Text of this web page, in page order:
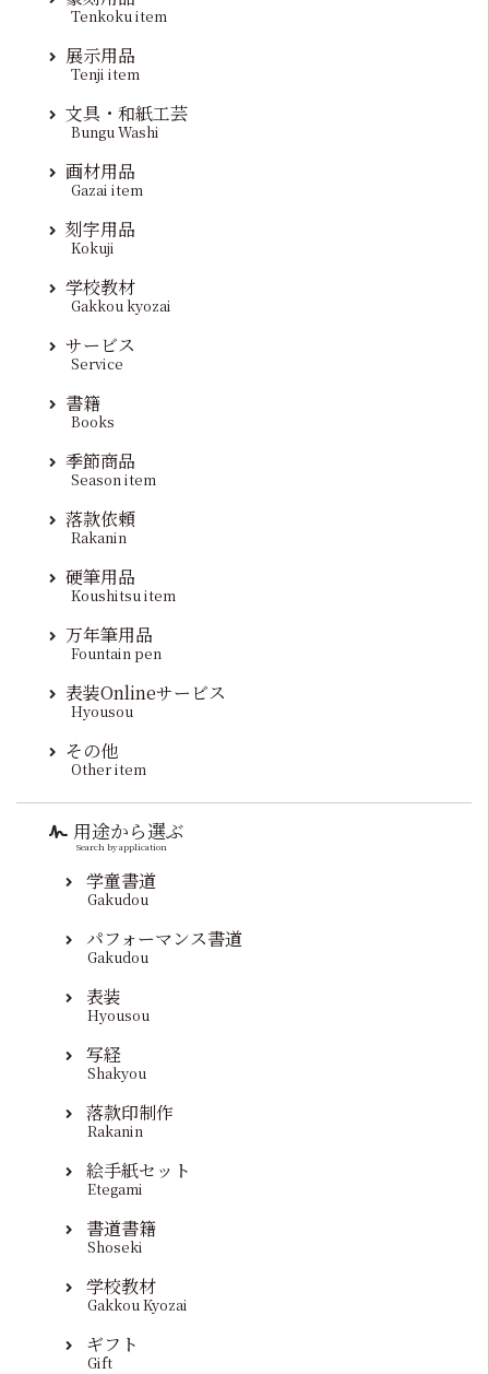
Tenkoku item
展示用品
Tenji item
文具・和紙工芸
Bungu Washi
画材用品
Gazai item
刻字用品
Kokuji
学校教材
Gakkou kyozai
サービス
Service
書籍
Books
季節商品
Season item
落款依頼
Rakanin
硬筆用品
Koushitsu item
万年筆用品
Fountain pen
表装Onlineサービス
Hyousou
その他
Other item
用途から選ぶ
Search by application
学童書道
Gakudou
パフォーマンス書道
Gakudou
表装
Hyousou
写経
Shakyou
落款印制作
Rakanin
絵手紙セット
Etegami
書道書籍
Shoseki
学校教材
Gakkou Kyozai
ギフト
Gift